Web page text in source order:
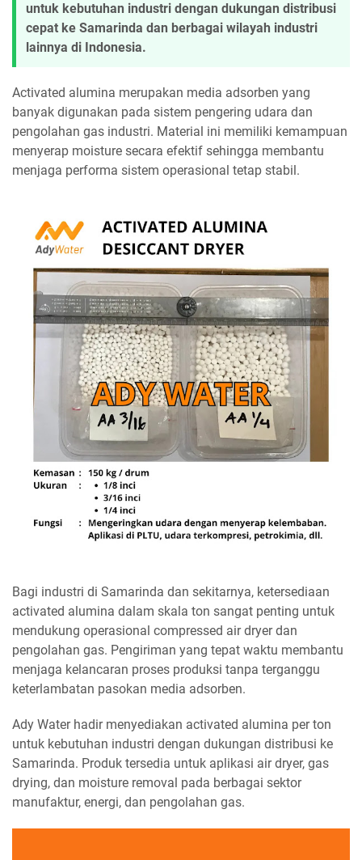
untuk kebutuhan industri dengan dukungan distribusi
cepat ke Samarinda dan berbagai wilayah industri
lainnya di Indonesia.
Activated alumina merupakan media adsorben yang
banyak digunakan pada sistem pengering udara dan
pengolahan gas industri. Material ini memiliki kemampuan
menyerap moisture secara efektif sehingga membantu
menjaga performa sistem operasional tetap stabil.
Bagi industri di Samarinda dan sekitarnya, ketersediaan
activated alumina dalam skala ton sangat penting untuk
mendukung operasional compressed air dryer dan
pengolahan gas. Pengiriman yang tepat waktu membantu
menjaga kelancaran proses produksi tanpa terganggu
keterlambatan pasokan media adsorben.
Ady Water hadir menyediakan activated alumina per ton
untuk kebutuhan industri dengan dukungan distribusi ke
Samarinda. Produk tersedia untuk aplikasi air dryer, gas
drying, dan moisture removal pada berbagai sektor
manufaktur, energi, dan pengolahan gas.